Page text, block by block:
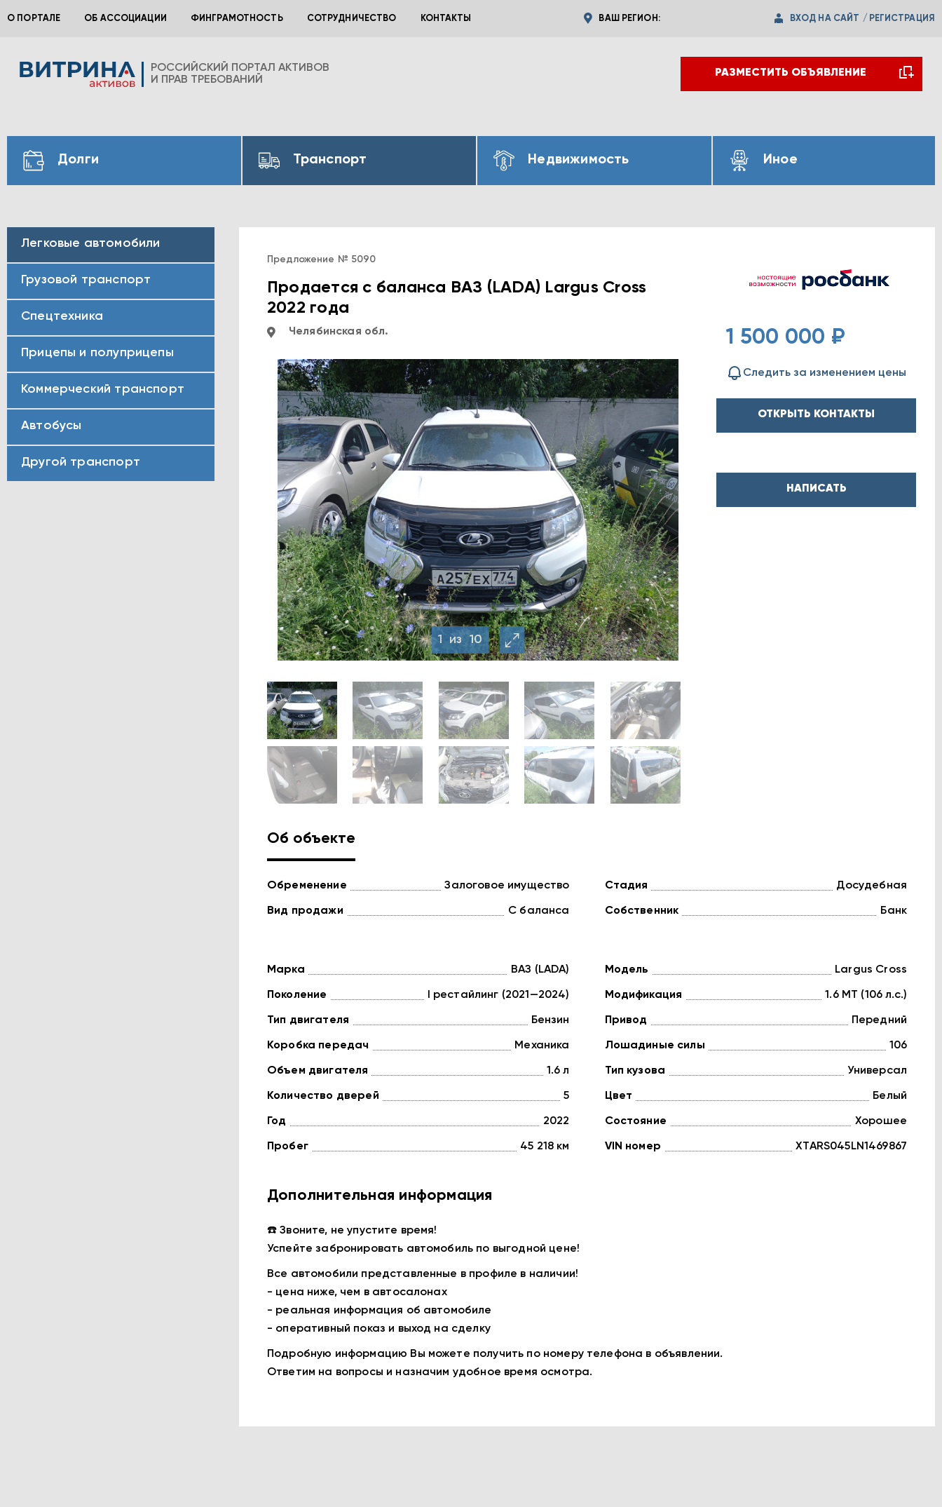
О ПОРТАЛЕ ОБ АССОЦИАЦИИ ФИНГРАМОТНОСТЬ СОТРУДНИЧЕСТВО КОНТАКТЫ ВАШ РЕГИОН: ВХОД НА САЙТ / РЕГИСТРАЦИЯ
РОССИЙСКИЙ ПОРТАЛ АКТИВОВ
И ПРАВ ТРЕБОВАНИЙ
РАЗМЕСТИТЬ ОБЪЯВЛЕНИЕ
Долги Транспорт Недвижимость Иное
Легковые автомобили
Грузовой транспорт
Спецтехника
Прицепы и полуприцепы
Коммерческий транспорт
Автобусы
Другой транспорт
Предложение № 5090
Продается с баланса ВАЗ (LADA) Largus Cross
2022 года
Челябинская обл.
1 из10
1 500 000 ₽
Следить за изменением цены
ОТКРЫТЬ КОНТАКТЫ
НАПИСАТЬ
Об объекте
Обременение Залоговое имущество
Вид продажи С баланса
Стадия Досудебная
Собственник Банк
Марка ВАЗ (LADA)
Поколение I рестайлинг (2021—2024)
Тип двигателя Бензин
Коробка передач Механика
Объем двигателя 1.6 л
Количество дверей 5
Год 2022
Пробег 45 218 км
Модель Largus Cross
Модификация 1.6 MT (106 л.с.)
Привод Передний
Лошадиные силы 106
Тип кузова Универсал
Цвет Белый
Состояние Хорошее
VIN номер XTARS045LN1469867
Дополнительная информация
☎️ Звоните, не упустите время!
Успейте забронировать автомобиль по выгодной цене!
Все автомобили представленные в профиле в наличии!
- цена ниже, чем в автосалонах
- реальная информация об автомобиле
- оперативный показ и выход на сделку
Подробную информацию Вы можете получить по номеру телефона в объявлении.
Ответим на вопросы и назначим удобное время осмотра.